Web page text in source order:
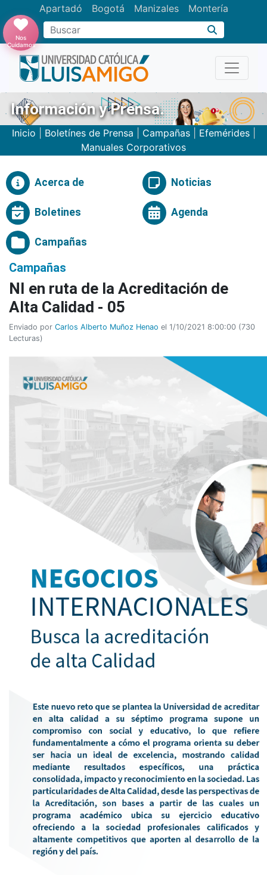
Apartadó Bogotá Manizales Montería
Buscar
Nos
Cuidamos
Información y Prensa.
Inicio Boletínes de Prensa Campañas| Efemérides|
Manuales Corporativos
Acerca de Noticias
Boletines Agenda
Campañas
Campañas
NI en ruta de la Acreditación de
Alta Calidad - 05
Enviado por Carlos Alberto Muñoz Henao el 1/10/2021 8:00:00 (730
Lecturas)